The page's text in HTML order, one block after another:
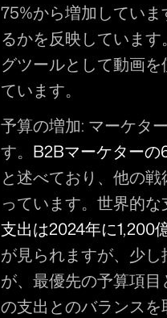
75%から増加してい
るかを反映していま
グツールとして動画
ています。
予算の増加: マーケタ
す。 B2Bマーケターの
と述べており、他の
っています。世界的な
支出は2024年に1,200
が見られますが、少
が、最優先の予算項
の支出とのバランス